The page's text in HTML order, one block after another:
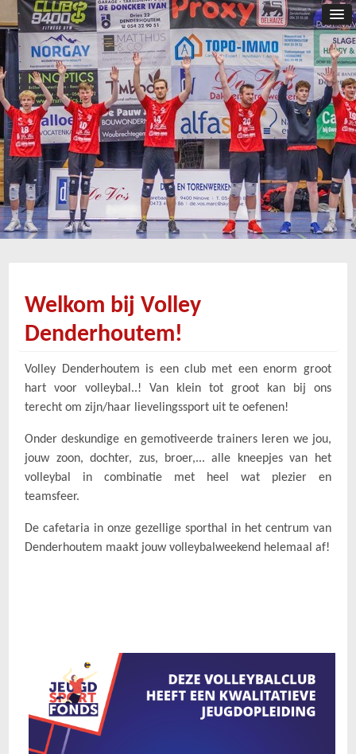
Welkom bij Volley
Denderhoutem!
Volley Denderhoutem is een club met een enorm groot
hart voor volleybal..! Van klein tot groot kan bij ons
terecht om zijn/haar lievelingssport uit te oefenen!
Onder deskundige en gemotiveerde trainers leren we jou,
jouw zoon, dochter, zus, broer,... alle kneepjes van het
volleybal in combinatie met heel wat plezier en
teamsfeer.
De cafetaria in onze gezellige sporthal in het centrum van
Denderhoutem maakt jouw volleybalweekend helemaal af!